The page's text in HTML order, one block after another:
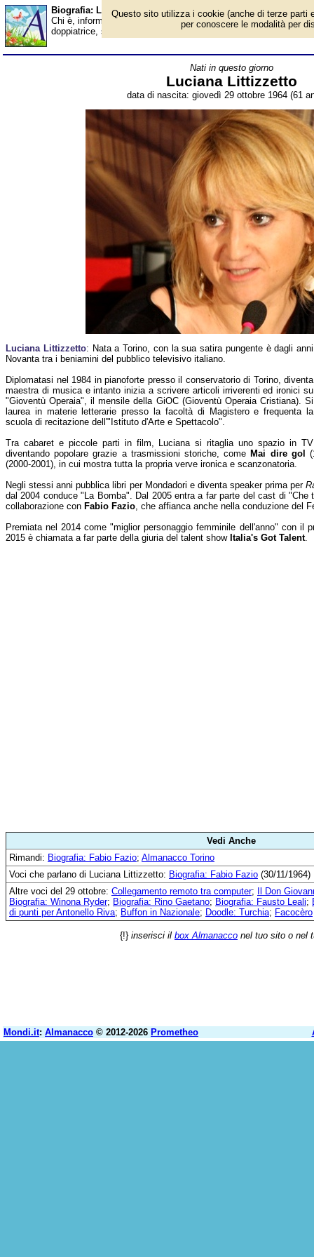
Biografia: Luciana Littizzetto - età - Almanacco
Chi è, informazioni, foto, qual è la data di nascita, età, dove è
doppiatrice, scrittrice, conduttrice radiofonica e televisiva
Nati in questo giorno
Luciana Littizzetto
data di nascita: giovedì 29 ottobre 1964 (61
Luciana Littizzetto: Nata a Torino, con la sua satira pungente è dagli anni
Novanta tra i beniamini del pubblico televisivo italiano.
Diplomatasi nel 1984 in pianoforte presso il conservatorio di Torino, diventa
maestra di musica e intanto inizia a scrivere articoli irriverenti ed ironici su
"Gioventù Operaia", il mensile della GiOC (Gioventù Operaia Cristiana). Si
laurea in materie letterarie presso la facoltà di Magistero e frequenta la
scuola di recitazione dell'"Istituto d'Arte e Spettacolo".
Tra cabaret e piccole parti in film, Luciana si ritaglia uno spazio in TV
diventando popolare grazie a trasmissioni storiche, come Mai dire gol
(2000-2001), in cui mostra tutta la propria verve ironica e scanzonatoria.
Negli stessi anni pubblica libri per Mondadori e diventa speaker prima per
dal 2004 conduce "La Bomba". Dal 2005 entra a far parte del cast di "Che
collaborazione con Fabio Fazio, che affianca anche nella conduzione del
Premiata nel 2014 come "miglior personaggio femminile dell'anno" con il
2015 è chiamata a far parte della giuria del talent show Italia's Got Talent.
Vedi Anche
Rimandi: Biografia: Fabio Fazio; Almanacco Torino
Voci che parlano di Luciana Littizzetto: Biografia: Fabio Fazio (30/11/1964)
Altre voci del 29 ottobre: Collegamento remoto tra computer;
Il Don
Biografia: Winona Ryder; Biografia: Rino Gaetano; Biografia: Fausto Leali;
di punti per Antonello Riva; Buffon in Nazionale; Doodle: Turchia; Facocèro
{!} inserisci il box Almanacco nel tuo sito o nel
Mondi.it: Almanacco © 2012-2026 Prometheo
Questo sito utilizza i cookie (anche di terze parti
per conoscere le modalità per